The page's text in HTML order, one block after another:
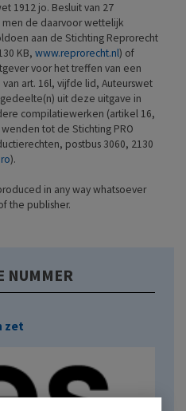
1912 jo. Besluit van 27
de daarvoor wettelijk
aan de Stichting Reprorecht
KB, www.reprorecht.nl) of
voor het treffen van een
art. 16l, vijfde lid, Auteurswet
uit deze uitgave in
compilatiewerken (artikel 16,
tot de Stichting PRO
postbus 3060, 2130
).
in any way whatsoever
the publisher.
NUMMER
zet